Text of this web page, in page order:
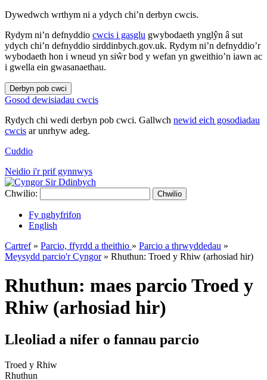
Dywedwch wrthym ni a ydych chi’n derbyn cwcis.
Rydym ni’n defnyddio cwcis i gasglu gwybodaeth ynglŷn â sut
ydych chi’n defnyddio sirddinbych.gov.uk. Rydym ni’n defnyddio’r
wybodaeth hon i wneud yn siŵr bod y wefan yn gweithio’n iawn ac
i gwella ein gwasanaethau.
Derbyn pob cwci
Gosod dewisiadau cwcis
Rydych chi wedi derbyn pob cwci. Gallwch newid eich gosodiadau
cwcis ar unrhyw adeg.
Cuddio
Neidio i'r prif gynnwys
Chwilio: Chwilio
Fy nghyfrifon
English
Cartref» Parcio, ffyrdd a theithio » Parcio a thrwyddedau »
Meysydd parcio'r Cyngor» Rhuthun: Troed y Rhiw (arhosiad hir)
Rhuthun: maes parcio Troed y
Rhiw (arhosiad hir)
Lleoliad a nifer o fannau parcio
Troed y Rhiw
Rhuthun